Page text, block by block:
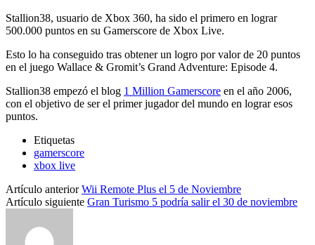
Stallion38, usuario de Xbox 360, ha sido el primero en lograr
500.000 puntos en su Gamerscore de Xbox Live.
Esto lo ha conseguido tras obtener un logro por valor de 20 puntos
en el juego Wallace & Gromit’s Grand Adventure: Episode 4.
Stallion38 empezó el blog 1 Million Gamerscore en el año 2006,
con el objetivo de ser el primer jugador del mundo en lograr esos
puntos.
Etiquetas
gamerscore
xbox live
Artículo anterior Wii Remote Plus el 5 de Noviembre
Artículo siguiente Gran Turismo 5 podría salir el 30 de noviembre